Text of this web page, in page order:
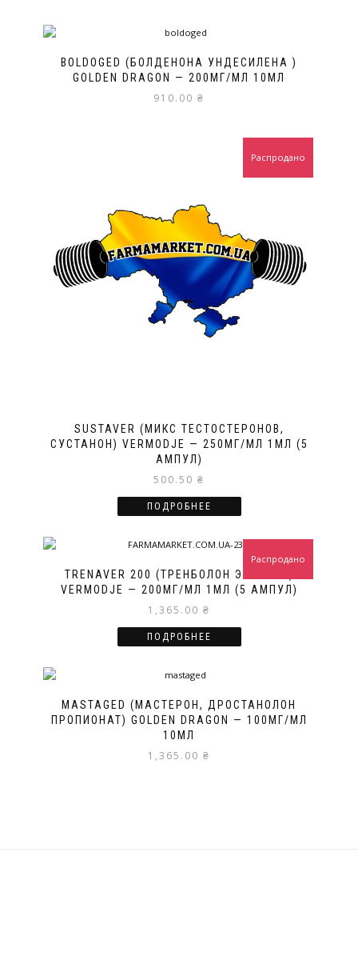
BOLDOGED (БОЛДЕНОНА УНДЕСИЛЕНА )
GOLDEN DRAGON — 200МГ/МЛ 10МЛ
910.00 ₴
SUSTAVER (МИКС ТЕСТОСТЕРОНОВ,
СУСТАНОН) VERMODJE — 250МГ/МЛ 1МЛ (5
АМПУЛ)
500.50 ₴
Распродано
ПОДРОБНЕЕ
TRENAVER 200 (ТРЕНБОЛОН ЭНАНТАТ)
VERMODJE — 200МГ/МЛ 1МЛ (5 АМПУЛ)
1,365.00 ₴
Распродано
ПОДРОБНЕЕ
MASTAGED (МАСТЕРОН, ДРОСТАНОЛОН
ПРОПИОНАТ) GOLDEN DRAGON — 100МГ/МЛ
10МЛ
1,365.00 ₴